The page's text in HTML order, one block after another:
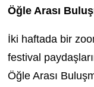
Öğle Arası
İki haftada bir
festival
Öğle Arası